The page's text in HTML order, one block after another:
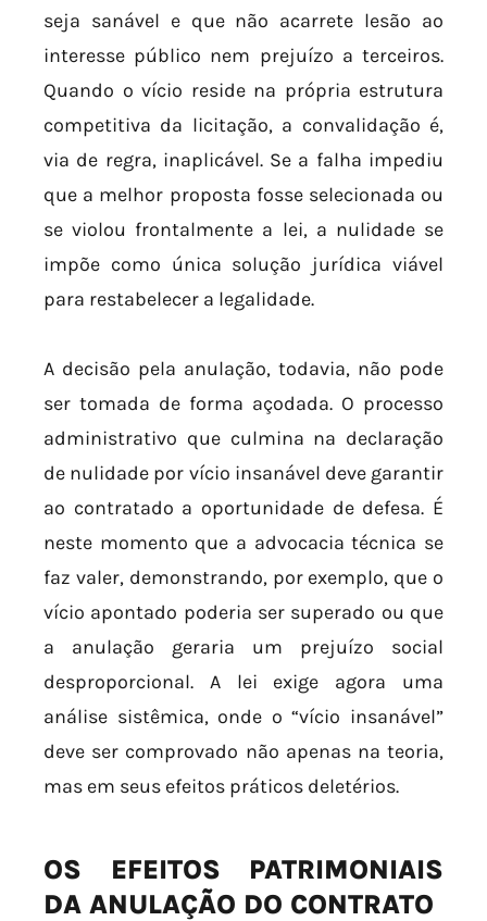
seja sanável e que não acarrete lesão ao
interesse público nem prejuízo a terceiros.
Quando o vício reside na própria estrutura
competitiva da licitação, a convalidação é,
via de regra, inaplicável. Se a falha impediu
que a melhor proposta fosse selecionada ou
se violou frontalmente a lei, a nulidade se
impõe como única solução jurídica viável
para restabelecer a legalidade.
A decisão pela anulação, todavia, não pode
ser tomada de forma açodada. O processo
administrativo que culmina na declaração
de nulidade por vício insanável deve garantir
ao contratado a oportunidade de defesa. É
neste momento que a advocacia técnica se
faz valer, demonstrando, por exemplo, que o
vício apontado poderia ser superado ou que
a anulação geraria um prejuízo social
desproporcional. A lei exige agora uma
análise sistêmica, onde o “vício insanável”
deve ser comprovado não apenas na teoria,
mas em seus efeitos práticos deletérios.
OS EFEITOS PATRIMONIAIS
DA ANULAÇÃO DO CONTRATO